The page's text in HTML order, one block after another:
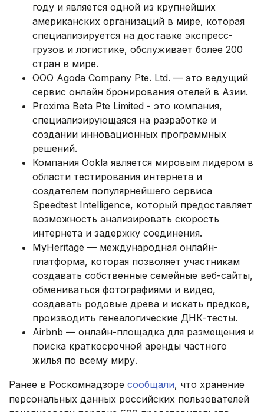
году и является одной из крупнейших
американских организаций в мире, которая
специализируется на доставке экспресс-
грузов и логистике, обслуживает более 200
стран в мире.
OOO Agoda Company Pte. Ltd. — это ведущий
сервис онлайн бронирования отелей в Азии.
Proxima Beta Pte Limited - это компания,
специализирующаяся на разработке и
создании инновационных программных
решений.
Компания Ookla является мировым лидером в
области тестирования интернета и
создателем популярнейшего сервиса
Speedtest Intelligence, который предоставляет
возможность анализировать скорость
интернета и задержку соединения.
MyHeritage — международная онлайн-
платформа, которая позволяет участникам
создавать собственные семейные веб-сайты,
обмениваться фотографиями и видео,
создавать родовые древа и искать предков,
производить генеалогические ДНК-тесты.
Airbnb — онлайн-площадка для размещения и
поиска краткосрочной аренды частного
жилья по всему миру.
Ранее в Роскомнадзоре сообщали, что хранение
персональных данных российских пользователей